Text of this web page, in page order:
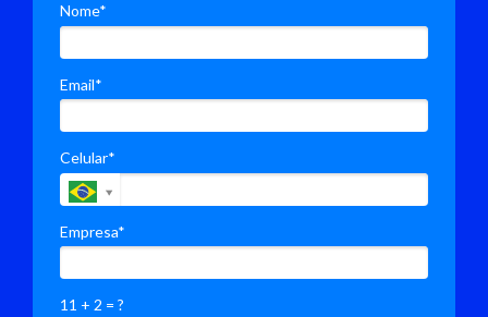
Nome*
Email*
Celular*
Empresa*
11 + 2 = ?